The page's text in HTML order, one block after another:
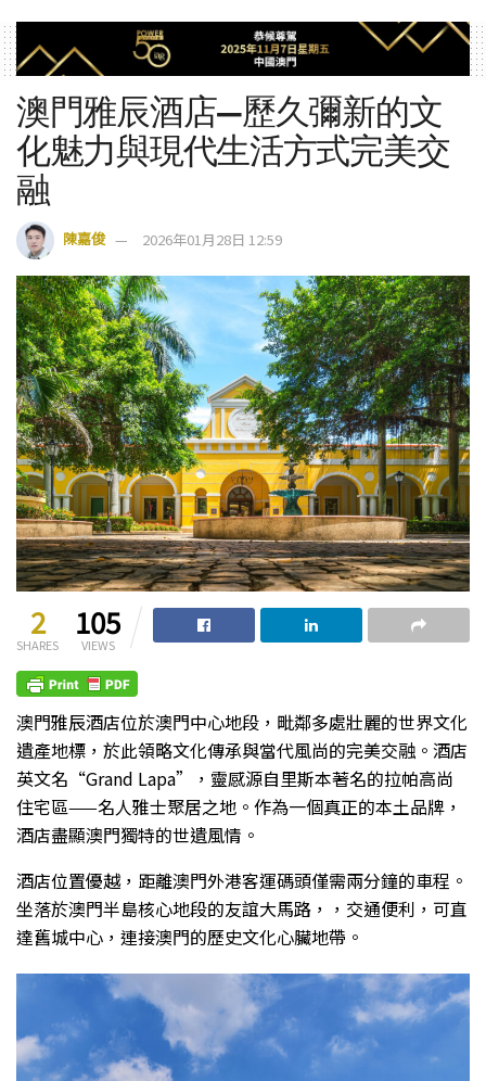
澳門雅辰酒店—歷久彌新的文
化魅力與現代生活方式完美交
融
陳嘉俊 2026年01月28日 12:59
2
SHARES
105
VIEWS
澳門雅辰酒店位於澳門中心地段，毗鄰多處壯麗的世界文化
遺產地標，於此領略文化傳承與當代風尚的完美交融。酒店
英文名“Grand Lapa”，靈感源自里斯本著名的拉帕高尚
住宅區——名人雅士聚居之地。作為一個真正的本土品牌，
酒店盡顯澳門獨特的世遺風情。
酒店位置優越，距離澳門外港客運碼頭僅需兩分鐘的車程。
坐落於澳門半島核心地段的友誼大馬路，，交通便利，可直
達舊城中心，連接澳門的歷史文化心臟地帶。